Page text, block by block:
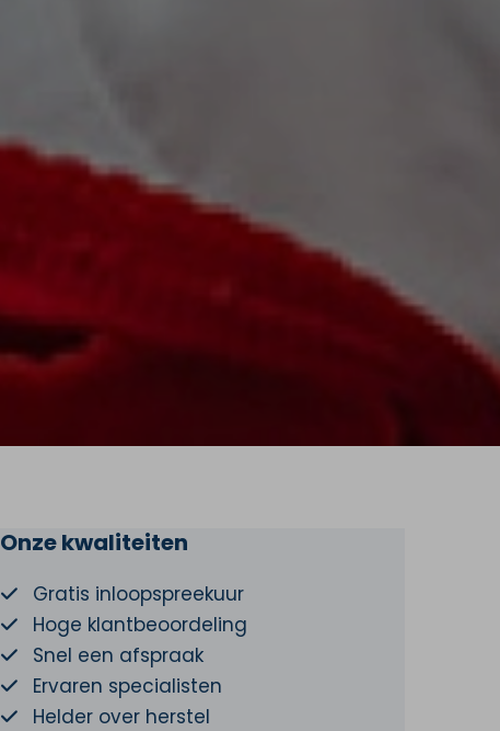
Onze kwaliteiten
Gratis inloopspreekuur
Hoge klantbeoordeling
Snel een afspraak
Ervaren specialisten
Helder over herstel